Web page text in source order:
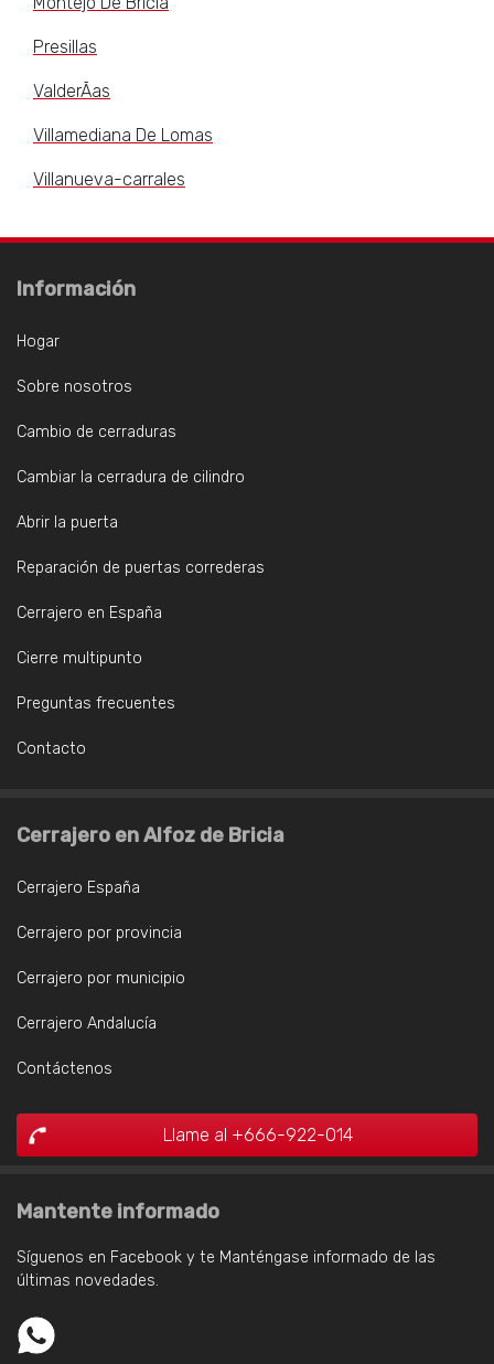
Presillas
ValderÃas
Villamediana De Lomas
Villanueva-carrales
Información
Hogar
Sobre nosotros
Cambio de cerraduras
Cambiar la cerradura de cilindro
Abrir la puerta
Reparación de puertas correderas
Cerrajero en España
Cierre multipunto
Preguntas frecuentes
Contacto
Cerrajero en Alfoz de Bricia
Cerrajero España
Cerrajero por provincia
Cerrajero por municipio
Cerrajero Andalucía
Contáctenos
Llame al +666-922-014
Mantente informado
Síguenos en Facebook y te Manténgase informado de las
últimas novedades.